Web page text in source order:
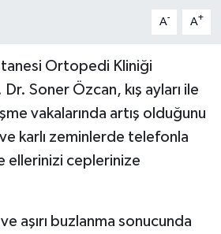
A- A+
Ortopedi Kliniği
Soner Özcan, kış ayları ile
vakalarında artış olduğunu
karlı zeminlerde telefonla
ellerinizi ceplerinize
ve aşırı buzlanma sonucunda